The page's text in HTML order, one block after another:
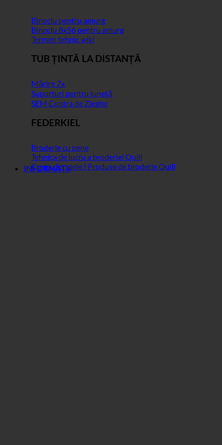
Binoclu pentru amurg
Binoclu 8x56 pentru amurg
Termen tehnic wiki
TUB ȚINTĂ LA DISTANȚĂ
Mărire 7x
Suporturi pentru lunetă
SEM Contra de Ziegler
FEDERKIEL
Broderie cu pene
Tehnica de lucru a broderiei Quill
Curea din piele | Produse de broderie Quill
INFORMAȚII